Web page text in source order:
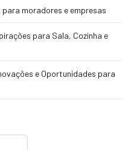
para moradores e empresas
para Sala, Cozinha e
e Oportunidades para